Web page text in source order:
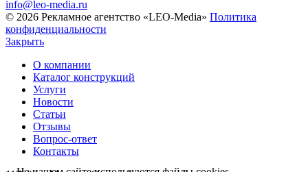
info@leo-media.ru
© 2026 Рекламное агентство «LEO-Media» Политика
конфиденциальности
Закрыть
О компании
Каталог конструкций
Услуги
Новости
Статьи
Отзывы
Вопрос-ответ
Контакты